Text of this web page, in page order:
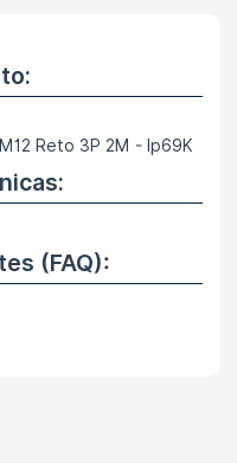
Reto 3P 2M - Ip69K
(FAQ):